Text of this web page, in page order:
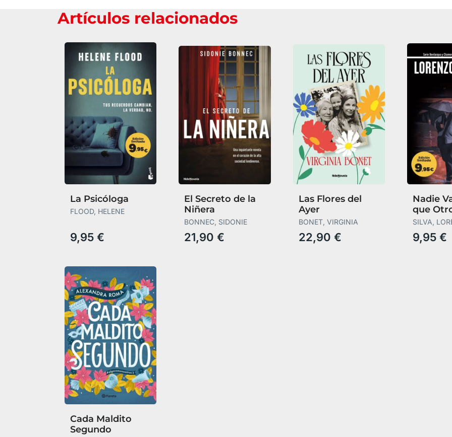
Artículos relacionados
La Psicóloga
FLOOD, HELENE
9,95 €
El Secreto de la
Niñera
BONNEC, SIDONIE
21,90 €
Las Flores del
Ayer
BONET, VIRGINIA
22,90 €
Nadie
que
SILVA,
9,95 €
Cada Maldito
Segundo